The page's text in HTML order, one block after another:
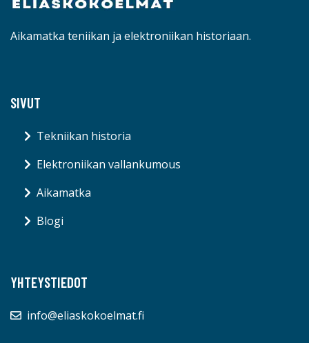
Aikamatka teniikan ja elektroniikan historiaan.
SIVUT
Tekniikan historia
Elektroniikan vallankumous
Aikamatka
Blogi
YHTEYSTIEDOT
info@eliaskokoelmat.fi